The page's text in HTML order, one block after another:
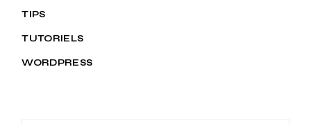
TIPS
TUTORIELS
WORDPRESS